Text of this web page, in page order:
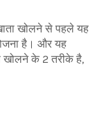
खोलने से पहले यह
है। और यह
खोलने के 2 तरीके है,